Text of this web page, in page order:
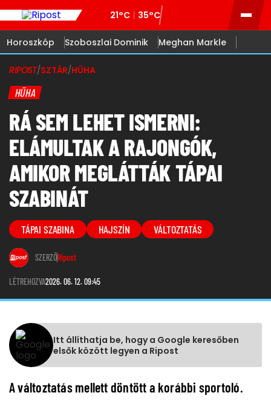
21°C 35°C
Horoszkóp Szoboszlai Dominik Meghan Markle
RIPOST/SZTÁR/HŰHA
HŰHA
RÁ SEM LEHET ISMERNI:
ELÁMULTAK A RAJONGÓK,
AMIKOR MEGLÁTTÁK TÁPAI
SZABINÁT
TÁPAI SZABINA HAJSZÍN VÁLTOZTATÁS
SZERZŐRipost
LÉTREHOZVA2026. 06. 12. 09:45
Itt állíthatja be, hogy a Google keresőben
elsők között legyen a Ripost
A változtatás mellett döntött a korábbi sportoló.